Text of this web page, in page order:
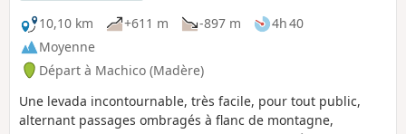
peu plus sportive tout en vous écartant
de la foule.
10,10 km
+611 m -897 m
4h 40
Moyenne
Départ à Machico (Madère)
Une levada incontournable, très facile, pour tout public,
alternant passages ombragés à flanc de montagne,